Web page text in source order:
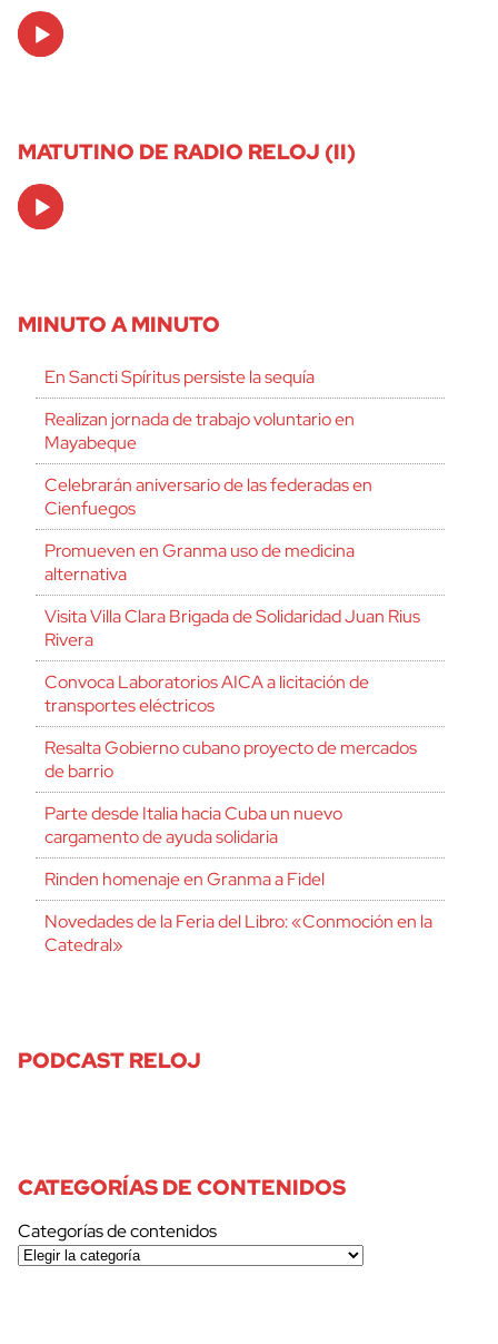
Audio
Player
MATUTINO DE RADIO RELOJ (II)
Audio
Player
MINUTO A MINUTO
En Sancti Spíritus persiste la sequía
Realizan jornada de trabajo voluntario en
Mayabeque
Celebrarán aniversario de las federadas en
Cienfuegos
Promueven en Granma uso de medicina
alternativa
Visita Villa Clara Brigada de Solidaridad Juan Rius
Rivera
Convoca Laboratorios AICA a licitación de
transportes eléctricos
Resalta Gobierno cubano proyecto de mercados
de barrio
Parte desde Italia hacia Cuba un nuevo
cargamento de ayuda solidaria
Rinden homenaje en Granma a Fidel
Novedades de la Feria del Libro: «Conmoción en la
Catedral»
PODCAST RELOJ
CATEGORÍAS DE CONTENIDOS
Categorías de contenidos